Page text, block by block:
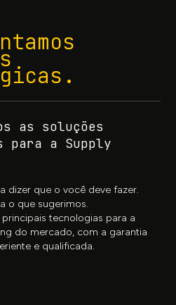
as soluções
para a Supply
dizer que o você deve fazer.
o que sugerimos.
tecnologias para a
do mercado, com a garantia
e qualificada.